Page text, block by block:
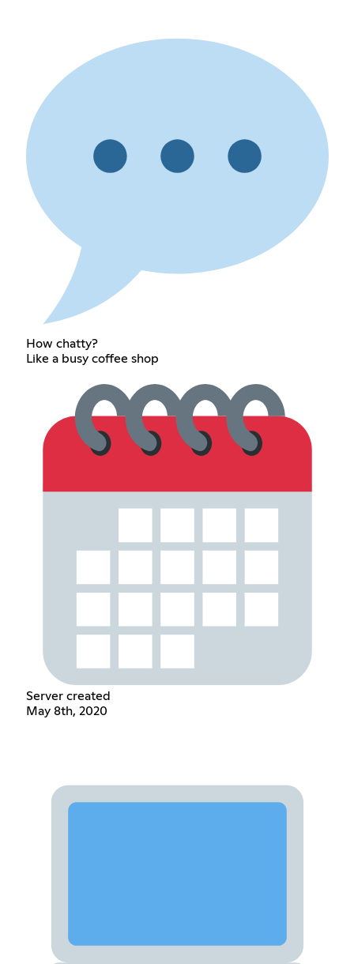
How chatty?
Like a busy coffee shop
Server created
May 8th, 2020